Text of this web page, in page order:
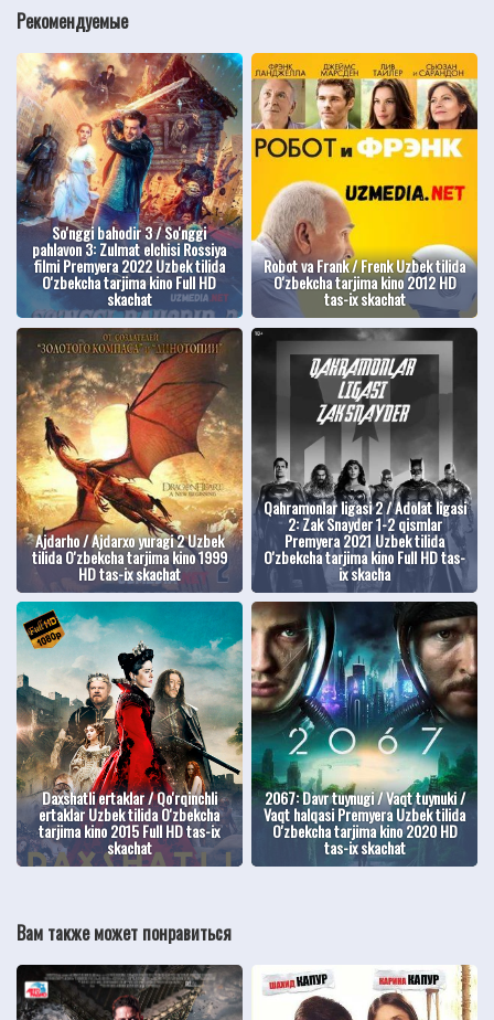
Рекомендуемые
So'nggi bahodir 3 / So'nggi
pahlavon 3: Zulmat elchisi Rossiya
filmi Premyera 2022 Uzbek tilida
O'zbekcha tarjima kino Full HD
skachat
Robot va Frank / Frenk Uzbek tilida
O'zbekcha tarjima kino 2012 HD
tas-ix skachat
Ajdarho / Ajdarxo yuragi 2 Uzbek
tilida O'zbekcha tarjima kino 1999
HD tas-ix skachat
Qahramonlar ligasi 2 / Adolat ligasi
2: Zak Snayder 1-2 qismlar
Premyera 2021 Uzbek tilida
O'zbekcha tarjima kino Full HD tas-
ix skacha
Daxshatli ertaklar / Qo'rqinchli
ertaklar Uzbek tilida O'zbekcha
tarjima kino 2015 Full HD tas-ix
skachat
2067: Davr tuynugi / Vaqt tuynuki /
Vaqt halqasi Premyera Uzbek tilida
O'zbekcha tarjima kino 2020 HD
tas-ix skachat
Вам также может понравиться